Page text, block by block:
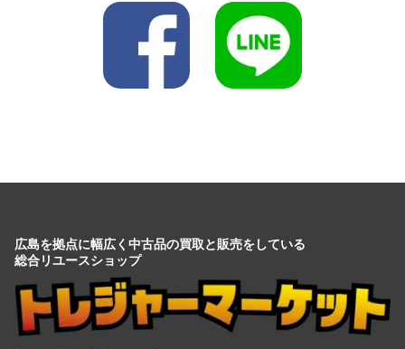
広島を拠点に幅広く中古品の買取と販売をしている
総合リユースショップ